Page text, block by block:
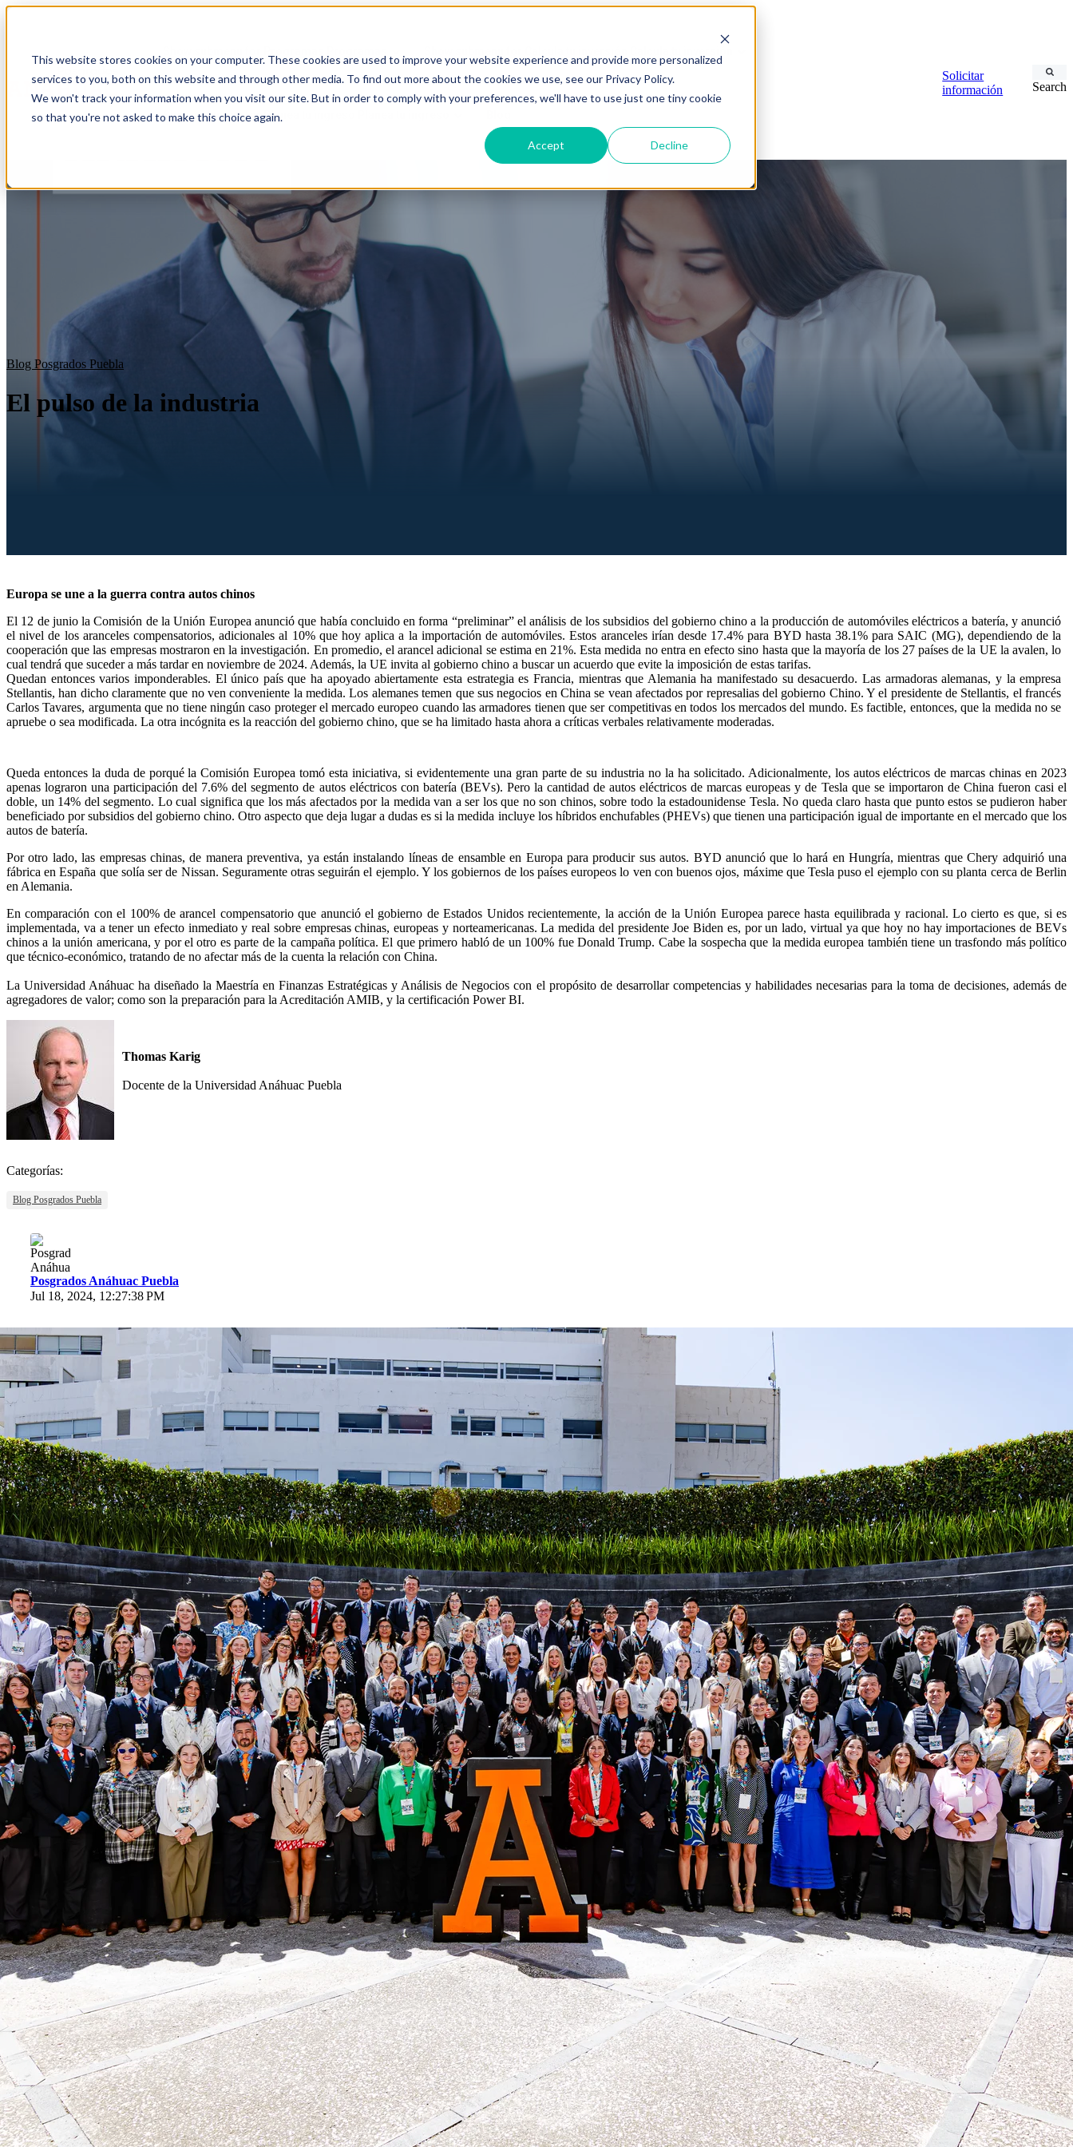
This website stores cookies on your computer. These cookies are used to improve your website experience and provide more personalized
services to you, both on this website and through other media. To find out more about the cookies we use, see our Privacy Policy.
We won't track your information when you visit our site. But in order to comply with your preferences, we'll have to use just one tiny cookie
so that you're not asked to make this choice again.
Accept Decline
Show submenu for Planea tu ingreso
Solicitar
información
Search
Blog Posgrados Puebla
El pulso de la industria
Europa se une a la guerra contra autos chinos
El 12 de junio la Comisión de la Unión Europea anunció que había concluido en forma “preliminar” el análisis de los subsidios del gobierno chino a la producción de automóviles eléctricos a batería, y anunció
el nivel de los aranceles compensatorios, adicionales al 10% que hoy aplica a la importación de automóviles. Estos aranceles irían desde 17.4% para BYD hasta 38.1% para SAIC (MG), dependiendo de la
cooperación que las empresas mostraron en la investigación. En promedio, el arancel adicional se estima en 21%. Esta medida no entra en efecto sino hasta que la mayoría de los 27 países de la UE la avalen, lo
cual tendrá que suceder a más tardar en noviembre de 2024. Además, la UE invita al gobierno chino a buscar un acuerdo que evite la imposición de estas tarifas.
Quedan entonces varios imponderables. El único país que ha apoyado abiertamente esta estrategia es Francia, mientras que Alemania ha manifestado su desacuerdo. Las armadoras alemanas, y la empresa
Stellantis, han dicho claramente que no ven conveniente la medida. Los alemanes temen que sus negocios en China se vean afectados por represalias del gobierno Chino. Y el presidente de Stellantis, el francés
Carlos Tavares, argumenta que no tiene ningún caso proteger el mercado europeo cuando las armadores tienen que ser competitivas en todos los mercados del mundo. Es factible, entonces, que la medida no se
apruebe o sea modificada. La otra incógnita es la reacción del gobierno chino, que se ha limitado hasta ahora a críticas verbales relativamente moderadas.
Queda entonces la duda de porqué la Comisión Europea tomó esta iniciativa, si evidentemente una gran parte de su industria no la ha solicitado. Adicionalmente, los autos eléctricos de marcas chinas en 2023
apenas lograron una participación del 7.6% del segmento de autos eléctricos con batería (BEVs). Pero la cantidad de autos eléctricos de marcas europeas y de Tesla que se importaron de China fueron casi el
doble, un 14% del segmento. Lo cual significa que los más afectados por la medida van a ser los que no son chinos, sobre todo la estadounidense Tesla. No queda claro hasta que punto estos se pudieron haber
beneficiado por subsidios del gobierno chino. Otro aspecto que deja lugar a dudas es si la medida incluye los híbridos enchufables (PHEVs) que tienen una participación igual de importante en el mercado que los
autos de batería.
Por otro lado, las empresas chinas, de manera preventiva, ya están instalando líneas de ensamble en Europa para producir sus autos. BYD anunció que lo hará en Hungría, mientras que Chery adquirió una
fábrica en España que solía ser de Nissan. Seguramente otras seguirán el ejemplo. Y los gobiernos de los países europeos lo ven con buenos ojos, máxime que Tesla puso el ejemplo con su planta cerca de Berlin
en Alemania.
En comparación con el 100% de arancel compensatorio que anunció el gobierno de Estados Unidos recientemente, la acción de la Unión Europea parece hasta equilibrada y racional. Lo cierto es que, si es
implementada, va a tener un efecto inmediato y real sobre empresas chinas, europeas y norteamericanas. La medida del presidente Joe Biden es, por un lado, virtual ya que hoy no hay importaciones de BEVs
chinos a la unión americana, y por el otro es parte de la campaña política. El que primero habló de un 100% fue Donald Trump. Cabe la sospecha que la medida europea también tiene un trasfondo más político
que técnico-económico, tratando de no afectar más de la cuenta la relación con China.
La Universidad Anáhuac ha diseñado la Maestría en Finanzas Estratégicas y Análisis de Negocios con el propósito de desarrollar competencias y habilidades necesarias para la toma de decisiones, además de
agregadores de valor; como son la preparación para la Acreditación AMIB, y la certificación Power BI.
Thomas Karig
Docente de la Universidad Anáhuac Puebla
Categorías:
Blog Posgrados Puebla
Posgrados Anáhuac Puebla
Jul 18, 2024, 12:27:38 PM